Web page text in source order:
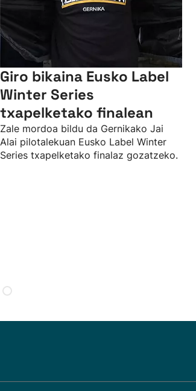
Giro bikaina Eusko Label
Winter Series
txapelketako finalean
Zale mordoa bildu da Gernikako Jai
Alai pilotalekuan Eusko Label Winter
Series txapelketako finalaz gozatzeko.